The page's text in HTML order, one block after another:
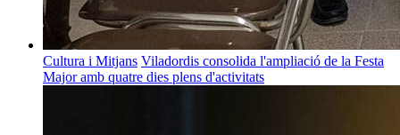
Cultura i Mitjans Viladordis consolida l'ampliació de la Festa
Major amb quatre dies plens d'activitats